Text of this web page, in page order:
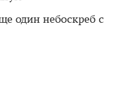
один небоскреб с